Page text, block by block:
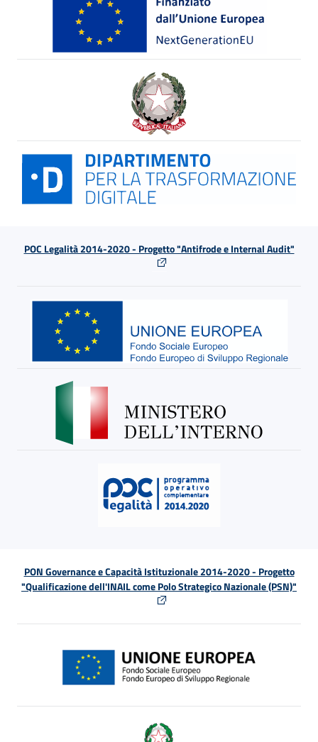
POC Legalità 2014-2020 - Progetto "Antifrode e Internal Audit"
PON Governance e Capacità Istituzionale 2014-2020 - Progetto
"Qualificazione dell'INAIL come Polo Strategico Nazionale (PSN)"